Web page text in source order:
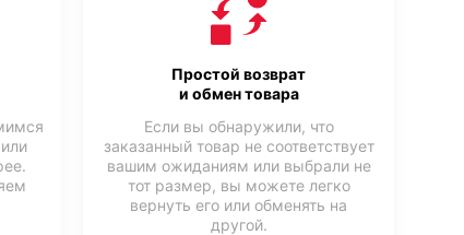
Простой возврат
и обмен товара
Если вы обнаружили, что
заказанный товар не соответствует
вашим ожиданиям или выбрали не
тот размер, вы можете легко
вернуть его или обменять на
другой.